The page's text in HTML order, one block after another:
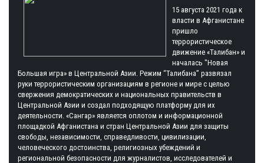
15 августа 2021 года к
власти в Афганистане
пришло
террористическое
движение «Талибан» и
началась "Новая
Большая игра» в Центральной Азии. Режим “Талибана” развязал
руки террористическим организациям в регионе и мире с целью
свержения демократических и национальных правительств в
Центральной Азии и создал подходящую платформу для их
деятельности. «Сангар» является оплотом и информационной
площадкой Афганистана и стран Центральной Азии для защиты
свободы, независимости, справедливости, цивилизации,
человеческого достоинства, религиозных убеждений и
региональной безопасности для журналистов, исследователей и